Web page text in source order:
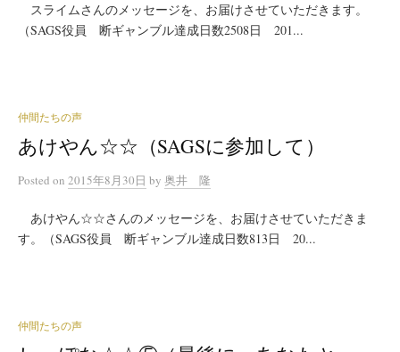
スライムさんのメッセージを、お届けさせていただきます。
（SAGS役員 断ギャンブル達成日数2508日 201...
仲間たちの声
あけやん☆☆（SAGSに参加して）
Posted on 2015年8月30日 by 奥井 隆
あけやん☆☆さんのメッセージを、お届けさせていただきま
す。（SAGS役員 断ギャンブル達成日数813日 20...
仲間たちの声